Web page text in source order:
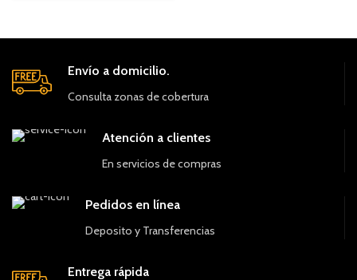
Envío a domicilio.
Consulta zonas de cobertura
Atención a clientes
En servicios de compras
Pedidos en línea
Deposito y Transferencias
Entrega rápida